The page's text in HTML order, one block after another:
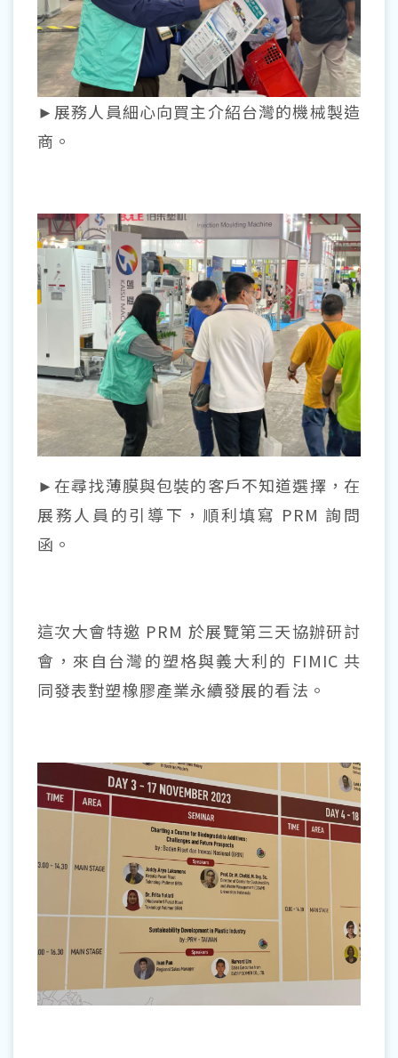
►展務人員細心向買主介紹台灣的機械製造
商。
►在尋找薄膜與包裝的客戶不知道選擇，在
展務人員的引導下，順利填寫 PRM 詢問
函。
這次大會特邀 PRM 於展覽第三天協辦研討
會，來自台灣的塑格與義大利的 FIMIC 共
同發表對塑橡膠產業永續發展的看法。